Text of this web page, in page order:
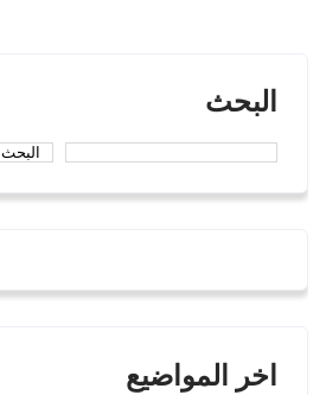
البحث
البحث
اخر المواضيع